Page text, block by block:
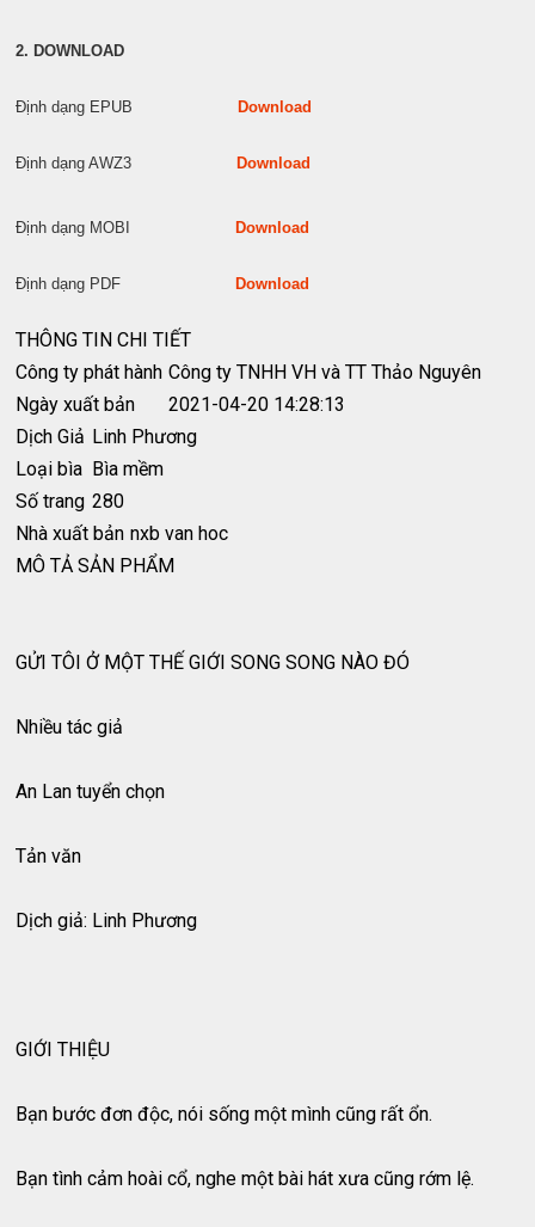
2. DOWNLOAD
Định dạng EPUB Download
Định dạng AWZ3 Download
Định dạng MOBI Download
Định dạng PDF Download
THÔNG TIN CHI TIẾT
Công ty phát hành Công ty TNHH VH và TT Thảo Nguyên
Ngày xuất bản
2021-04-20 14:28:13
Dịch Giả Linh Phương
Loại bìa Bìa mềm
Số trang 280
Nhà xuất bản nxb van hoc
MÔ TẢ SẢN PHẨM
GỬI TÔI Ở MỘT THẾ GIỚI SONG SONG NÀO ĐÓ
Nhiều tác giả
An Lan tuyển chọn
Tản văn
Dịch giả: Linh Phương
GIỚI THIỆU
Bạn bước đơn độc, nói sống một mình cũng rất ổn.
Bạn tình cảm hoài cổ, nghe một bài hát xưa cũng rớm lệ.